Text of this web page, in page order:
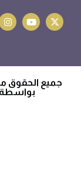
بواسطة